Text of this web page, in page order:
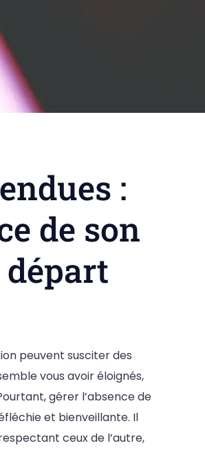
:
de son
peuvent susciter des
vous avoir éloignés,
gérer l’absence de
et bienveillante. Il
ceux de l’autre,